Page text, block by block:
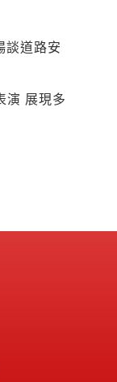
談道路安
演 展現多